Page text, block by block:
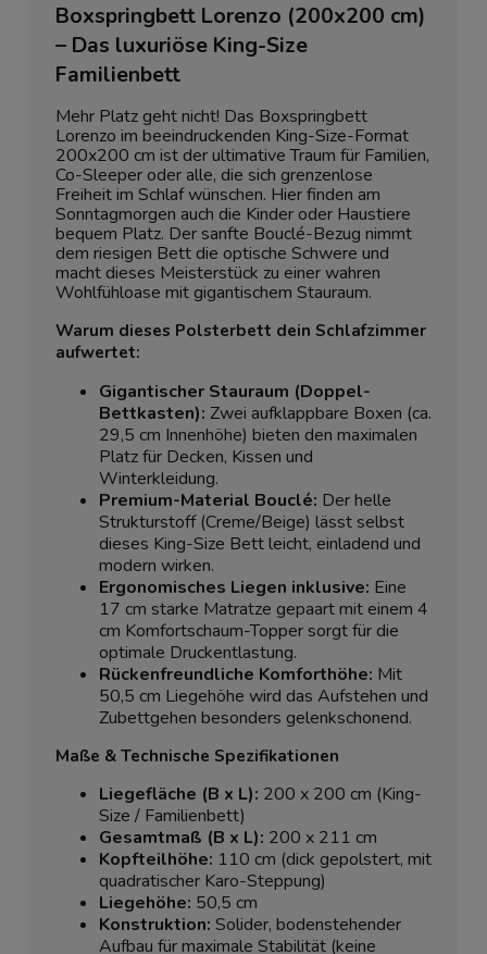
Boxspringbett Lorenzo (200x200 cm)
– Das luxuriöse King-Size
Familienbett
Mehr Platz geht nicht! Das Boxspringbett
Lorenzo im beeindruckenden King-Size-Format
200x200 cm ist der ultimative Traum für Familien,
Co-Sleeper oder alle, die sich grenzenlose
Freiheit im Schlaf wünschen. Hier finden am
Sonntagmorgen auch die Kinder oder Haustiere
bequem Platz. Der sanfte Bouclé-Bezug nimmt
dem riesigen Bett die optische Schwere und
macht dieses Meisterstück zu einer wahren
Wohlfühloase mit gigantischem Stauraum.
Warum dieses Polsterbett dein Schlafzimmer
aufwertet:
Gigantischer Stauraum (Doppel-
Bettkasten): Zwei aufklappbare Boxen (ca.
29,5 cm Innenhöhe) bieten den maximalen
Platz für Decken, Kissen und
Winterkleidung.
Premium-Material Bouclé: Der helle
Strukturstoff (Creme/Beige) lässt selbst
dieses King-Size Bett leicht, einladend und
modern wirken.
Ergonomisches Liegen inklusive: Eine
17 cm starke Matratze gepaart mit einem 4
cm Komfortschaum-Topper sorgt für die
optimale Druckentlastung.
Rückenfreundliche Komforthöhe: Mit
50,5 cm Liegehöhe wird das Aufstehen und
Zubettgehen besonders gelenkschonend.
Maße & Technische Spezifikationen
Liegefläche (B x L): 200 x 200 cm (King-
Size / Familienbett)
Gesamtmaß (B x L): 200 x 211 cm
Kopfteilhöhe: 110 cm (dick gepolstert, mit
quadratischer Karo-Steppung)
Liegehöhe: 50,5 cm
Konstruktion: Solider, bodenstehender
Aufbau für maximale Stabilität (keine